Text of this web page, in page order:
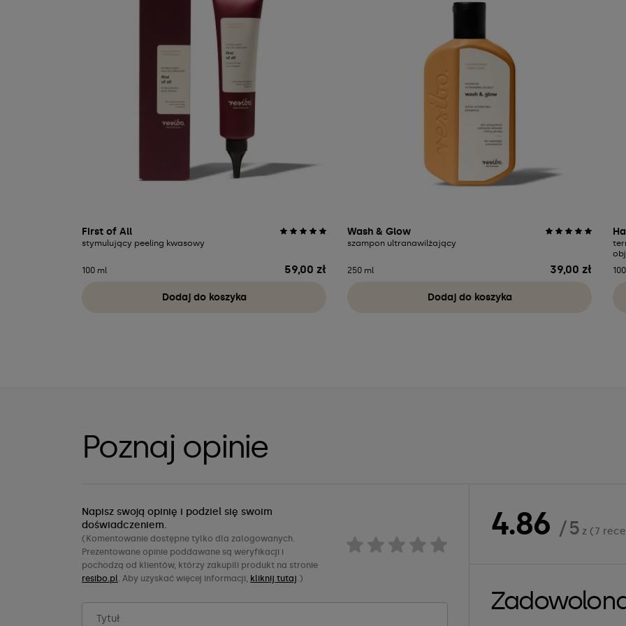
First of All
stymulujący peeling kwasowy
100 ml Cena
59,00 zł
Dodaj do koszyka
Wash & Glow
szampon ultranawilżający
250 ml Cena
39,00 zł
Dodaj do koszyka
Poznaj opinie
Napisz swoją opinię i podziel się swoim
doświadczeniem.
(Komentowanie dostępne tylko dla zalogowanych.
Prezentowane opinie poddawane są weryfikacji i
pochodzą od klientów, którzy zakupili produkt na stronie
resibo.pl . Aby uzyskać więcej informacji, kliknij tutaj .)
4.86 / 5 z (7